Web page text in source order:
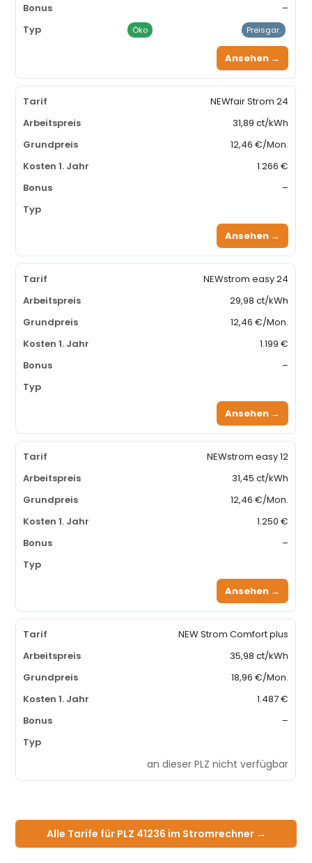
–
Öko Preisgar.
Ansehen →
NEWfair Strom 24
31,89 ct/kWh
12,46 €/Mon.
1.266 €
–
Ansehen →
NEWstrom easy 24
29,98 ct/kWh
12,46 €/Mon.
1.199 €
–
Ansehen →
NEWstrom easy 12
31,45 ct/kWh
12,46 €/Mon.
1.250 €
–
Ansehen →
NEW Strom Comfort plus
35,98 ct/kWh
18,96 €/Mon.
1.487 €
–
an dieser PLZ nicht verfügbar
Alle Tarife für PLZ 41236 im Stromrechner →